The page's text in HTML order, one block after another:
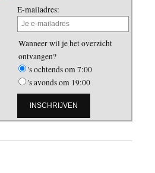
E-mailadres:
Wanneer wil je het overzicht
ontvangen?
's ochtends om 7:00
's avonds om 19:00